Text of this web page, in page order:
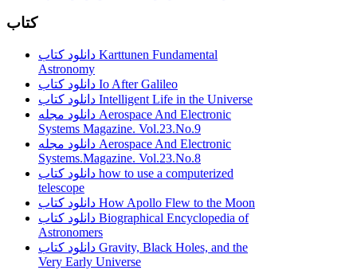
کتاب
دانلود کتاب Karttunen Fundamental
Astronomy
دانلود کتاب Io After Galileo
دانلود کتاب Intelligent Life in the Universe
دانلود مجله Aerospace And Electronic
Systems Magazine. Vol.23.No.9
دانلود مجله Aerospace And Electronic
Systems.Magazine. Vol.23.No.8
دانلود کتاب how to use a computerized
telescope
دانلود کتاب How Apollo Flew to the Moon
دانلود کتاب Biographical Encyclopedia of
Astronomers
دانلود کتاب Gravity, Black Holes, and the
Very Early Universe